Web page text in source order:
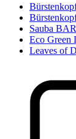
Sauba
Eco Green
Leaves of